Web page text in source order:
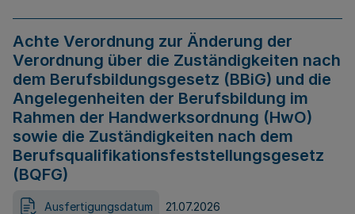
Achte Verordnung zur Änderung der
Verordnung über die Zuständigkeiten nach
dem Berufsbildungsgesetz (BBiG) und die
Angelegenheiten der Berufsbildung im
Rahmen der Handwerksordnung (HwO)
sowie die Zuständigkeiten nach dem
Berufsqualifikationsfeststellungsgesetz
(BQFG)
Ausfertigungsdatum 21.07.2026